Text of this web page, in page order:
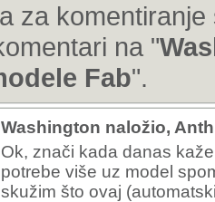
za
na "
Fab".
Washington naložio,
Ok, znači kada danas
potrebe više uz model
skužim što ovaj